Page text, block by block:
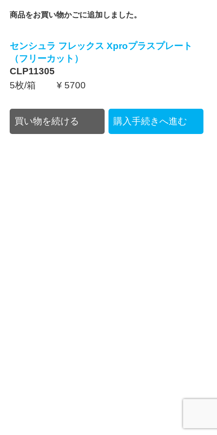
商品をお買い物かごに追加しました。
センシュラ フレックス Xproプラスプレート
（フリーカット）
CLP11305
5枚/箱 ¥ 5700
買い物を続ける 購入手続きへ進む